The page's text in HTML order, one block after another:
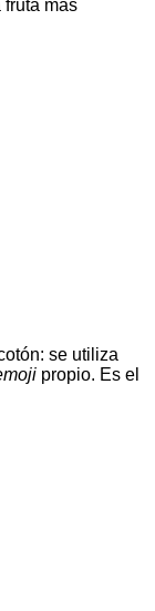
más
se utiliza
propio. Es el